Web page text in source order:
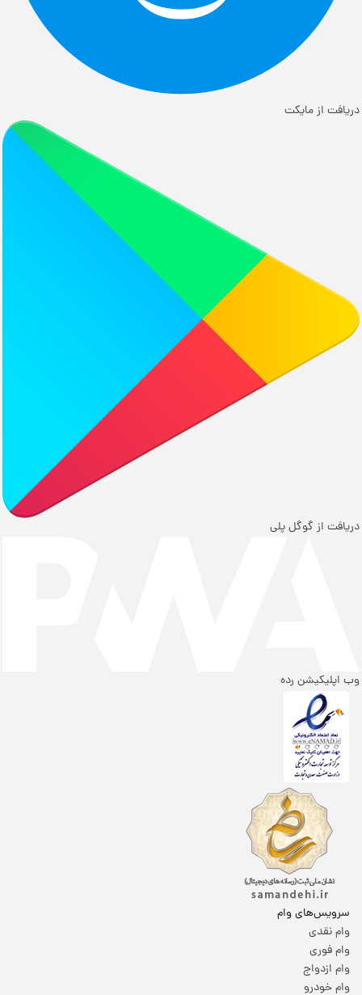
دریافت از مایکت
دریافت از گوگل پلی
وب اپلیکیشن رده
سرویس‌های وام
وام نقدی
وام فوری
وام ازدواج
وام خودرو